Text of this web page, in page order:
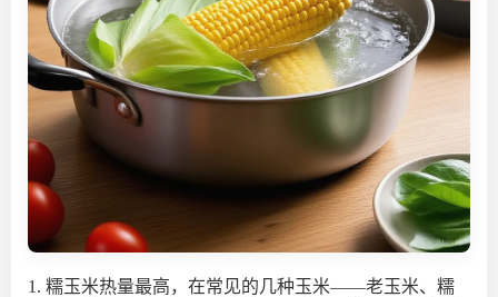
1. 糯玉米热量最高，在常见的几种玉米——老玉米、糯